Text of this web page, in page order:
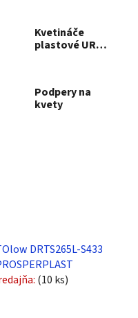
Kvetináče
plastové URBI
Podpery na
kvety
DRTS265L-S433
(10 ks)